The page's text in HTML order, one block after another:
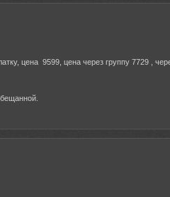
цена 9599, цена через группу 7729 ,